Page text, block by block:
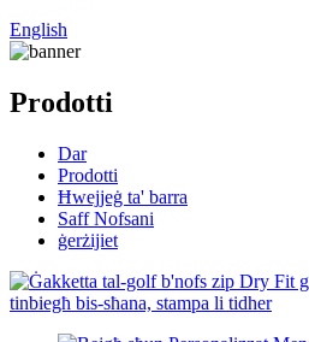
English
Prodotti
Dar
Prodotti
Ħwejjeġ ta' barra
Saff Nofsani
ġerżijiet